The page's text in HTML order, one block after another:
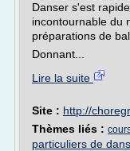
Danser s'est
incontournable du
préparations de
Donnant...
Lire la suite
Site : http://
Thèmes liés :
particuliers de